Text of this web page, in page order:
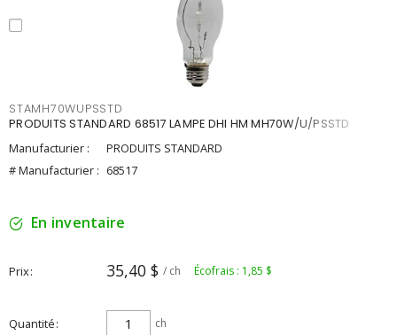
STAMH70WUPSSTD
PRODUITS STANDARD 68517 LAMPE DHI HM MH70W/U/PSSTD
Manufacturier :
PRODUITS STANDARD
# Manufacturier : 68517
En inventaire
Prix 35,40 $ / ch Écofrais : 1,85 $
Quantité ch